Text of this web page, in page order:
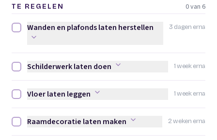
TE REGELEN 0 van 6
3 dagen erna
Wanden en plafonds laten herstellen afvinken
Wanden en plafonds laten herstellen
1 week erna
Schilderwerk laten doen afvinken
Schilderwerk laten doen
1 week erna
Vloer laten leggen afvinken
Vloer laten leggen
2 weken erna
Raamdecoratie laten maken afvinken
Raamdecoratie laten maken